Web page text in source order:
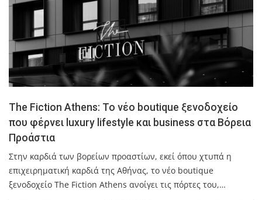
The Fiction Athens: Το νέο boutique ξενοδοχείο
που φέρνει luxury lifestyle και business στα Βόρεια
Προάστια
Στην καρδιά των βορείων προαστίων, εκεί όπου χτυπά η
επιχειρηματική καρδιά της Αθήνας, το νέο boutique
ξενοδοχείο The Fiction Athens ανοίγει τις πόρτες του,…